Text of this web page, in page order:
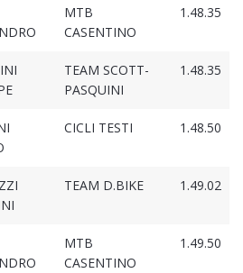
MTB
CASENTINO
1.48.35
TEAM SCOTT-
PASQUINI
1.48.35
CICLI TESTI 1.48.50
TEAM D.BIKE 1.49.02
MTB
CASENTINO
1.49.50